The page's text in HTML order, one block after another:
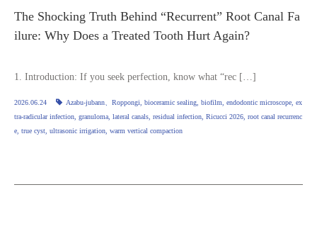
The Shocking Truth Behind “Recurrent” Root Canal Fa
ilure: Why Does a Treated Tooth Hurt Again?
1. Introduction: If you seek perfection, know what “rec […]
2026.06.24 Azabu-jubann、Roppongi bioceramic sealing biofilm endodontic microscope ex
tra‑radicular infection granuloma lateral canals residual infection Ricucci 2026 root canal recurrenc
e true cyst ultrasonic irrigation warm vertical compaction